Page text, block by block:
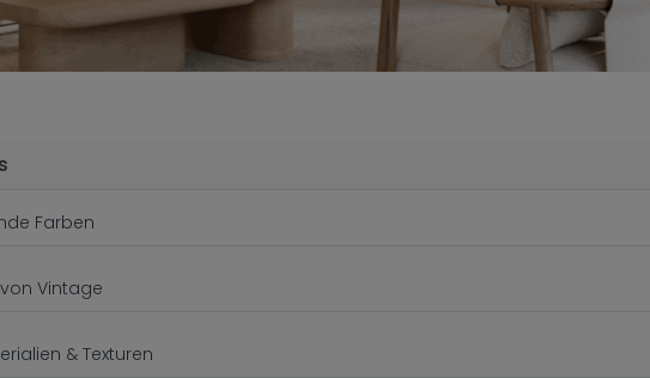
Farben
Vintage
& Texturen